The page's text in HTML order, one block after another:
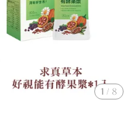
1 / 8